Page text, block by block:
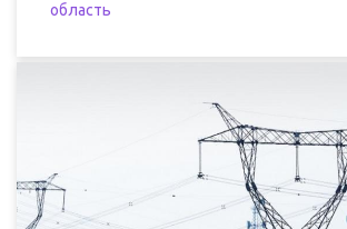
область